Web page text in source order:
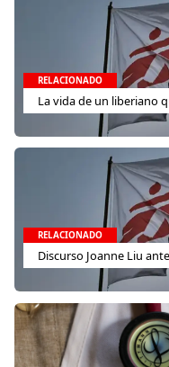
RELACIONADO
La vida de un liberiano
RELACIONADO
Discurso Joanne Liu